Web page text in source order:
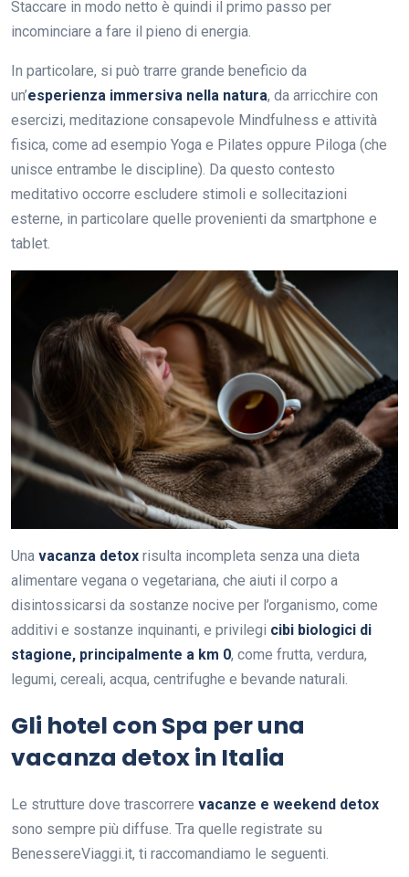
Staccare in modo netto è quindi il primo passo per
incominciare a fare il pieno di energia.
In particolare, si può trarre grande beneficio da
un’esperienza immersiva nella natura, da arricchire con
esercizi, meditazione consapevole Mindfulness e attività
fisica, come ad esempio Yoga e Pilates oppure Piloga (che
unisce entrambe le discipline). Da questo contesto
meditativo occorre escludere stimoli e sollecitazioni
esterne, in particolare quelle provenienti da smartphone e
tablet.
Una vacanza detox risulta incompleta senza una dieta
alimentare vegana o vegetariana, che aiuti il corpo a
disintossicarsi da sostanze nocive per l’organismo, come
additivi e sostanze inquinanti, e privilegi cibi biologici di
stagione, principalmente a km 0, come frutta, verdura,
legumi, cereali, acqua, centrifughe e bevande naturali.
Gli hotel con Spa per una
vacanza detox in Italia
Le strutture dove trascorrere vacanze e weekend detox
sono sempre più diffuse. Tra quelle registrate su
BenessereViaggi.it, ti raccomandiamo le seguenti.